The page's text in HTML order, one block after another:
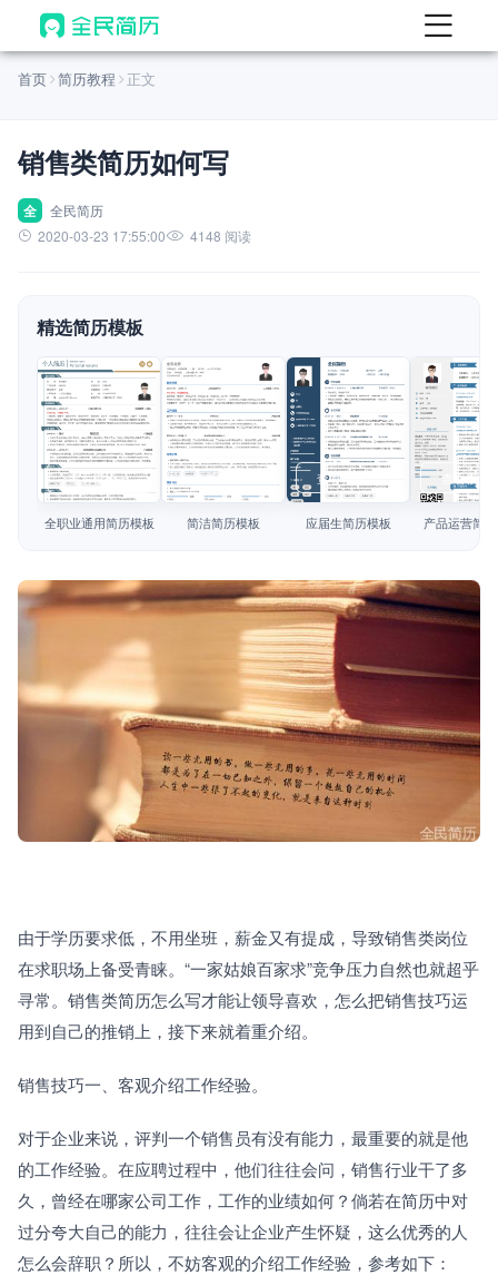
首页
AI 生成简历
AI 优化简历
AI 翻译简历
AI 模拟面试
面试自我介绍
AI 职场工具 New
简历模板
简历教程
首页 简历教程 正文
销售类简历如何写
全
全民简历
2020-03-23 17:55:00
4148 阅读
精选简历模板
查看模板
全职业通用简历模板
查看模板
简洁简历模板
查看模板
应届生简历模板
查看模板
产品运营简
由于学历要求低，不用坐班，薪金又有提成，导致销售类岗位
在求职场上备受青睐。“一家姑娘百家求”竞争压力自然也就超乎
寻常。销售类简历怎么写才能让领导喜欢，怎么把销售技巧运
用到自己的推销上，接下来就着重介绍。
销售技巧一、客观介绍工作经验。
对于企业来说，评判一个销售员有没有能力，最重要的就是他
的工作经验。在应聘过程中，他们往往会问，销售行业干了多
久，曾经在哪家公司工作，工作的业绩如何？倘若在简历中对
过分夸大自己的能力，往往会让企业产生怀疑，这么优秀的人
怎么会辞职？所以，不妨客观的介绍工作经验，参考如下：